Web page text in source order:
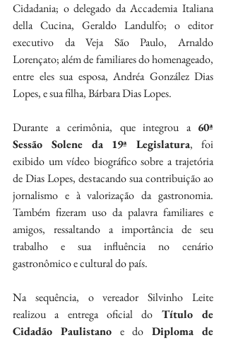
Cidadania; o delegado da Accademia Italiana
della Cucina, Geraldo Landulfo; o editor
executivo da Veja São Paulo, Arnaldo
Lorençato; além de familiares do homenageado,
entre eles sua esposa, Andréa González Dias
Lopes, e sua filha, Bárbara Dias Lopes.
Durante a cerimônia, que integrou a 60ª
Sessão Solene da 19ª Legislatura, foi
exibido um vídeo biográfico sobre a trajetória
de Dias Lopes, destacando sua contribuição ao
jornalismo e à valorização da gastronomia.
Também fizeram uso da palavra familiares e
amigos, ressaltando a importância de seu
trabalho e sua influência no cenário
gastronômico e cultural do país.
Na sequência, o vereador Silvinho Leite
realizou a entrega oficial do Título de
Cidadão Paulistano e do Diploma de